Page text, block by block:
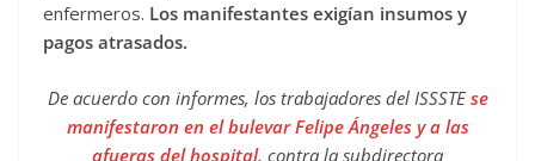
enfermeros. Los manifestantes exigían insumos y
pagos atrasados.
De acuerdo con informes, los trabajadores del ISSSTE se
manifestaron en el bulevar Felipe Ángeles y a las
afueras del hospital, contra la subdirectora